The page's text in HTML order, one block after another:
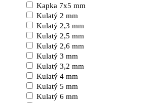
Kapka 7x5 mm
Kulatý 2 mm
Kulatý 2,3 mm
Kulatý 2,5 mm
Kulatý 2,6 mm
Kulatý 3 mm
Kulatý 3,2 mm
Kulatý 4 mm
Kulatý 5 mm
Kulatý 6 mm